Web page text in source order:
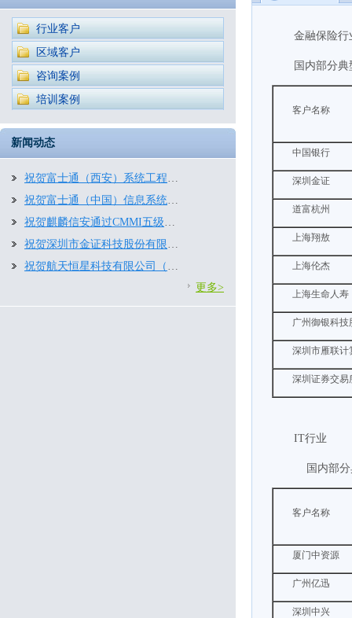
金融保险行
国内部分
客户名称
中国银行
深圳金证
道富杭州
上海翔敖
上海伦杰
上海生命人寿
广州御银科
深圳市雁联计
深圳证券交易
IT行业
国内部分
客户名称
厦门中资源
广州亿迅
深圳中兴
行业客户
区域客户
咨询案例
培训案例
新闻动态
祝贺富士通（西安）系统工程有限公司通过CMMI3.0五级评估
祝贺富士通（中国）信息系统有限公司再次通过CMMI五级评估
祝贺麒麟信安通过CMMI五级评估！
祝贺深圳市金证科技股份有限公司再次通过CMMI2.0五级评估
祝贺航天恒星科技有限公司（航天五院五〇三所）顺利通过CMMI2.0四级评估
更多>